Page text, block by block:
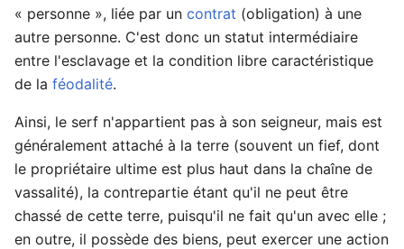
« personne », liée par un contrat (obligation) à une
autre personne. C'est donc un statut intermédiaire
entre l'esclavage et la condition libre caractéristique
de la féodalité.
Ainsi, le serf n'appartient pas à son seigneur, mais est
généralement attaché à la terre (souvent un fief, dont
le propriétaire ultime est plus haut dans la chaîne de
vassalité), la contrepartie étant qu'il ne peut être
chassé de cette terre, puisqu'il ne fait qu'un avec elle ;
en outre, il possède des biens, peut exercer une action